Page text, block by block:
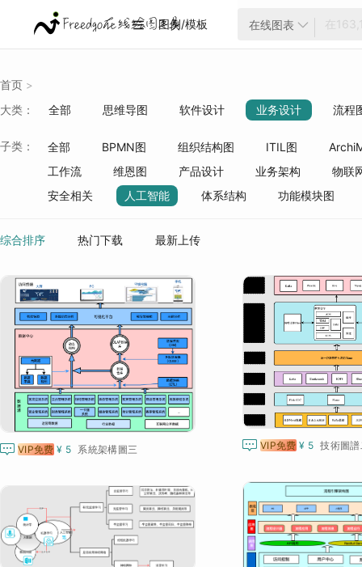
 图例/模板 在线图表 
首页 >
大类： 全部 思维导图 软件设计 业务设计
流程
子类： 全部 BPMN图 组织结构图 ITIL图
工作流
维恩图 产品设计 业务架构
物联
安全相关
人工智能 体系结构 功能模块图
综合排序 热门下载 最新上传
 VIP免费 ¥ 5 系統架構圖三  VIP免费 ¥ 5 技術圖